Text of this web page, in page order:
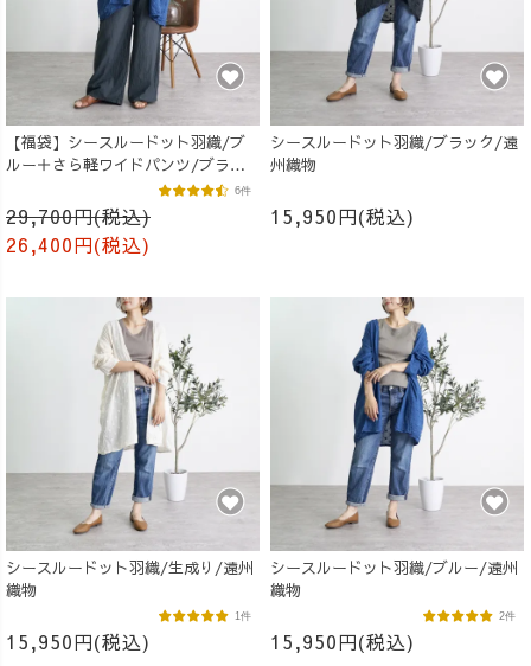
【福袋】シースルードット羽織/ブ
ルー＋さら軽ワイドパンツ/ブラッ
29,700円(税込)
26,400円(税込)
6件
シースルードット羽織/ブラック/遠
州織物
15,950円(税込)
シースルードット羽織/生成り/遠州
織物
15,950円(税込)
1件
シースルードット羽織/ブルー/遠州
織物
15,950円(税込)
2件